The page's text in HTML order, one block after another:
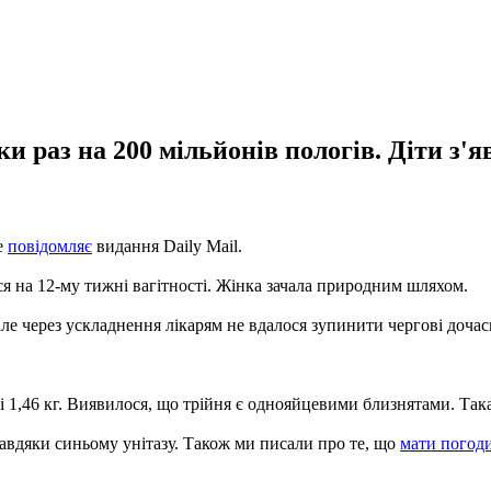
раз на 200 мільйонів пологів. Діти
повідомляє видання Daily Mail.
на 12-му тижні вагітності. Жінка зачала природним шляхом.
через ускладнення лікарям не вдалося зупинити чергові
кг. Виявилося, що трійня є однояйцевими близнятами. Така
синьому унітазу. Також ми писали про те, що мати